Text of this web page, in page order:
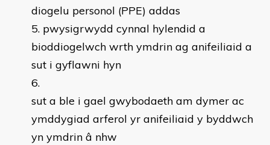
diogelu personol (PPE) addas
pwysigrwydd cynnal hylendid a
bioddiogelwch wrth ymdrin ag anifeiliaid a
sut i gyflawni hyn
sut a ble i gael gwybodaeth am dymer ac
ymddygiad arferol yr anifeiliaid y byddwch
yn ymdrin â nhw